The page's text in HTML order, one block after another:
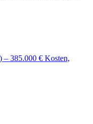
– 385.000 € Kosten,